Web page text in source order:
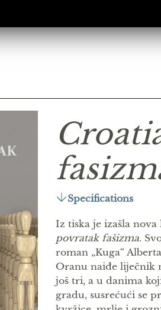
Specifications
Iz tiska je izašla
povratak fašizma.
roman „Kuga“
Oranu naiđe liječnik
još tri, a u danima
gradu, susrećući se